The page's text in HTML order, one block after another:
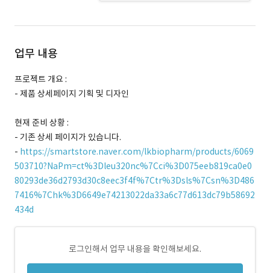
업무 내용
프로젝트 개요 :
- 제품 상세페이지 기획 및 디자인
현재 준비 상황 :
- 기존 상세 페이지가 있습니다.
- https://smartstore.naver.com/lkbiopharm/products/6069
503710?NaPm=ct%3Dleu320nc%7Cci%3D075eeb819ca0e0
80293de36d2793d30c8eec3f4f%7Ctr%3Dsls%7Csn%3D486
7416%7Chk%3D6649e74213022da33a6c77d613dc79b58692
434d
로그인해서 업무 내용을 확인해보세요.